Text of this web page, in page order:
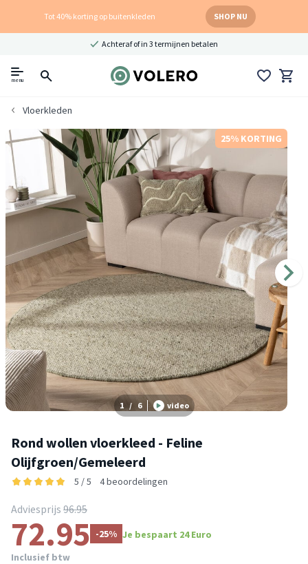
Tot 40% korting op buitenkleden SHOP NU
Achteraf of in 3 termijnen betalen
menu
Vloerkleden
25% KORTING
1 / 6 video
Rond wollen vloerkleed - Feline
Olijfgroen/Gemeleerd
5 / 5 4 beoordelingen
Adviesprijs 96.95
72.95 -25% Je bespaart 24 Euro
Inclusief btw